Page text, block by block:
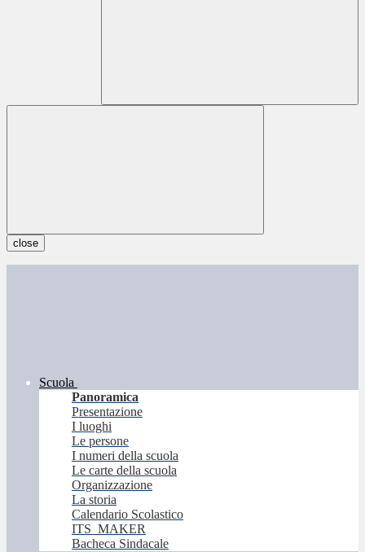
close
Scuola
Panoramica
Presentazione
I luoghi
Le persone
I numeri della scuola
Le carte della scuola
Organizzazione
La storia
Calendario Scolastico
ITS_MAKER
Bacheca Sindacale